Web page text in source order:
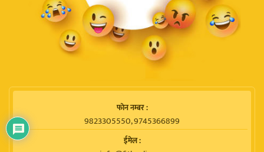
फाेन नम्बर :
9823305550, 9745366899
ईमेल :